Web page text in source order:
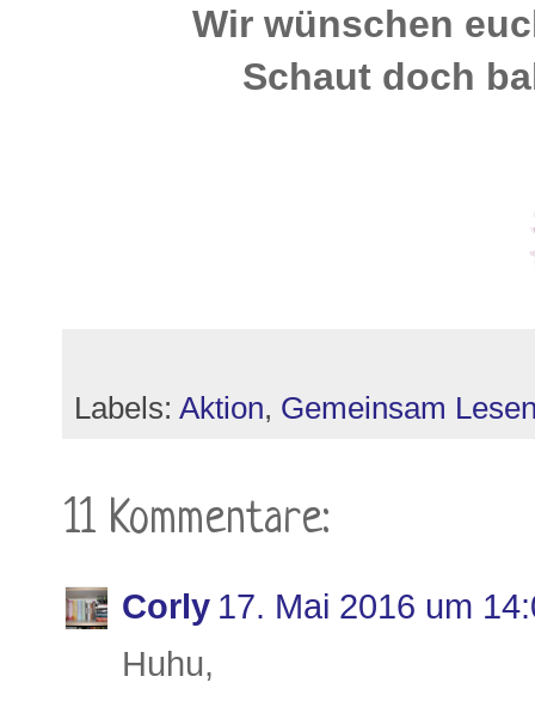
Wir wünschen
Schaut doch
Labels: Aktion, Gemeinsam
11 Kommentare:
Corly 17. Mai 2016 um
Huhu,